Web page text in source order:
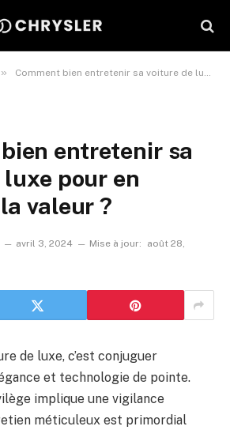
» Comment bien entretenir sa voiture de luxe pour en préserver la valeur ?
entretenir sa
pour en
valeur ?
avril 3, 2024 Mise à jour:
août 28,
de luxe, c’est conjuguer
et technologie de pointe.
implique une vigilance
méticuleux est primordial